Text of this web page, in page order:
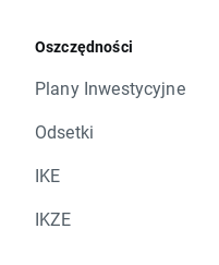
Oszczędności
Plany Inwestycyjne
Odsetki
IKE
IKZE